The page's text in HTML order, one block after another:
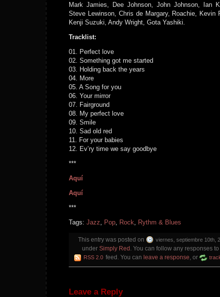
Mark Jamies, Dee Johnson, John Johnson, Ian
Steve Lewinson, Chris de Margary, Roachie, Kevin
Kenji Suzuki, Andy Wright, Gota Yashiki.
Tracklist:
01. Perfect love
02. Something got me started
03. Holding back the years
04. More
05. A Song for you
06. Your mirror
07. Fairground
08. My perfect love
09. Smile
10. Sad old red
11. For your babies
12. Ev’ry time we say goodbye
***
Aquí
Aquí
***
Tags: Jazz, Pop, Rock, Rythm & Blues
This entry was posted on viernes, septiembre 10th,
under Simply Red . You can follow any responses
RSS 2.0 feed. You can leave a response, or
Leave a Reply